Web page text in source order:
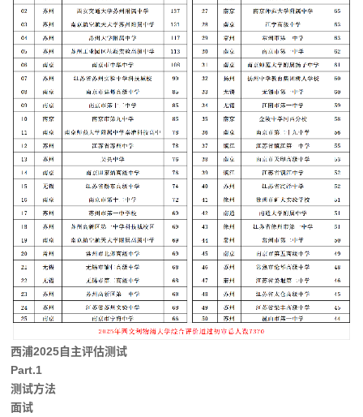
西浦2025自主评估测试
Part.1
测试方法
面试